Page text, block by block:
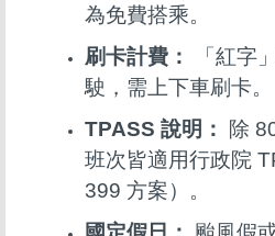
為免費搭乘。
刷卡計費：
「紅字
駛，需上下車刷卡。
TPASS 說明：
除
班次皆適用行政院
399 方案）。